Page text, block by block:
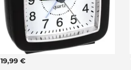
19,99 €